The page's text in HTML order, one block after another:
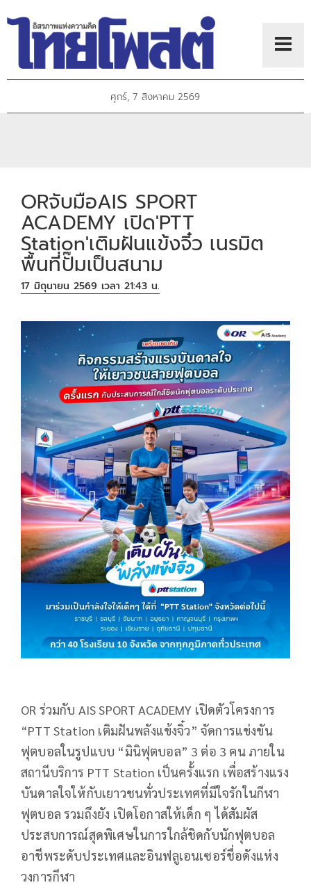
ศุกร์, 7 สิงหาคม 2569
ORจับมือAIS SPORT
ACADEMY เปิด'PTT
Station'เติมฝันแข้งจิ๋ว เนรมิต
พื้นที่ปั๊มเป็นสนาม
17 มิถุนายน 2569 เวลา 21:43 น.
OR ร่วมกับ AIS SPORT ACADEMY เปิดตัวโครงการ
“PTT Station เติมฝันพลังแข้งจิ๋ว” จัดการแข่งขัน
ฟุตบอลในรูปแบบ “มินิฟุตบอล” 3 ต่อ 3 คน ภายใน
สถานีบริการ PTT Station เป็นครั้งแรก เพื่อสร้างแรง
บันดาลใจให้กับเยาวชนทั่วประเทศที่มีใจรักในกีฬา
ฟุตบอล รวมถึงยัง เปิดโอกาสให้เด็ก ๆ ได้สัมผัส
ประสบการณ์สุดพิเศษในการใกล้ชิดกับนักฟุตบอล
อาชีพระดับประเทศและอินฟลูเอนเซอร์ชื่อดังแห่ง
วงการกีฬา